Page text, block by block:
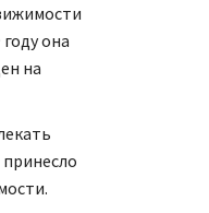
она
на